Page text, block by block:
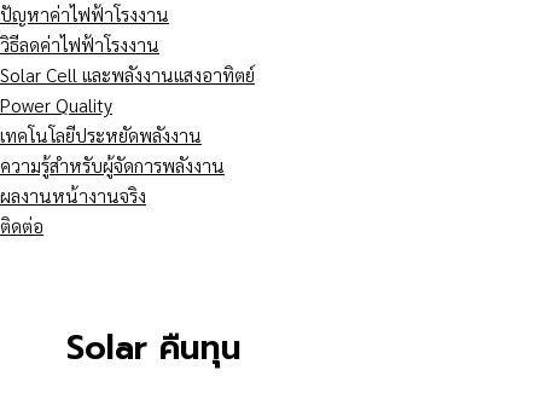
ปัญหาค่าไฟฟ้าโรงงาน
วิธีลดค่าไฟฟ้าโรงงาน
Solar Cell และพลังงานแสงอาทิตย์
Power Quality
เทคโนโลยีประหยัดพลังงาน
ความรู้สำหรับผู้จัดการพลังงาน
ผลงานหน้างานจริง
ติดต่อ
Solar คืนทุน